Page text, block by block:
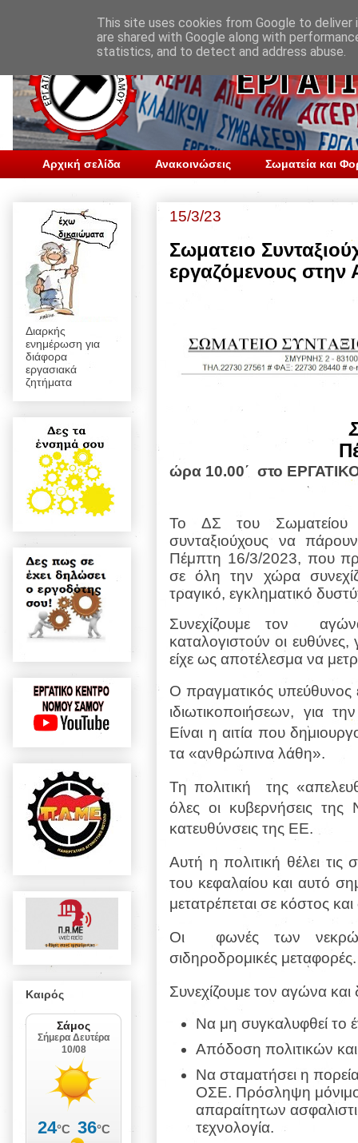
Αρχική σελίδα Ανακοινώσεις Σωματεία και
15/3/23
Σωματειο
εργαζόμενους στην
ώρα 10.00΄ στο
Το ΔΣ του Σωματείου
συνταξιούχους να
Πέμπτη 16/3/2023, που
σε όλη την χώρα
τραγικό, εγκληματικό
Συνεχίζουμε τον
καταλογιστούν οι
είχε ως αποτέλεσμα να
Ο πραγματικός υπεύθυνος
ιδιωτικοποιήσεων, για
Είναι η αιτία που
τα «ανθρώπινα λάθη».
Τη πολιτική
της
όλες οι κυβερνήσεις
κατευθύνσεις της ΕΕ.
Αυτή η πολιτική θέλει
του κεφαλαίου και αυτό
μετατρέπεται σε κόστος και
Οι
φωνές των
σιδηροδρομικές μεταφορές.
Συνεχίζουμε τον αγώνα και
Να μη συγκαλυφθεί το
Απόδοση πολιτικών
Να σταματήσει η
ΟΣΕ. Πρόσληψη
απαραίτητων
τεχνολογία.
Διαρκής
ενημέρωση για
διάφορα
εργασιακά
ζητήματα
Καιρός
This site uses cookies from Google to
are shared with Google along with
statistics, and to detect and address abuse.